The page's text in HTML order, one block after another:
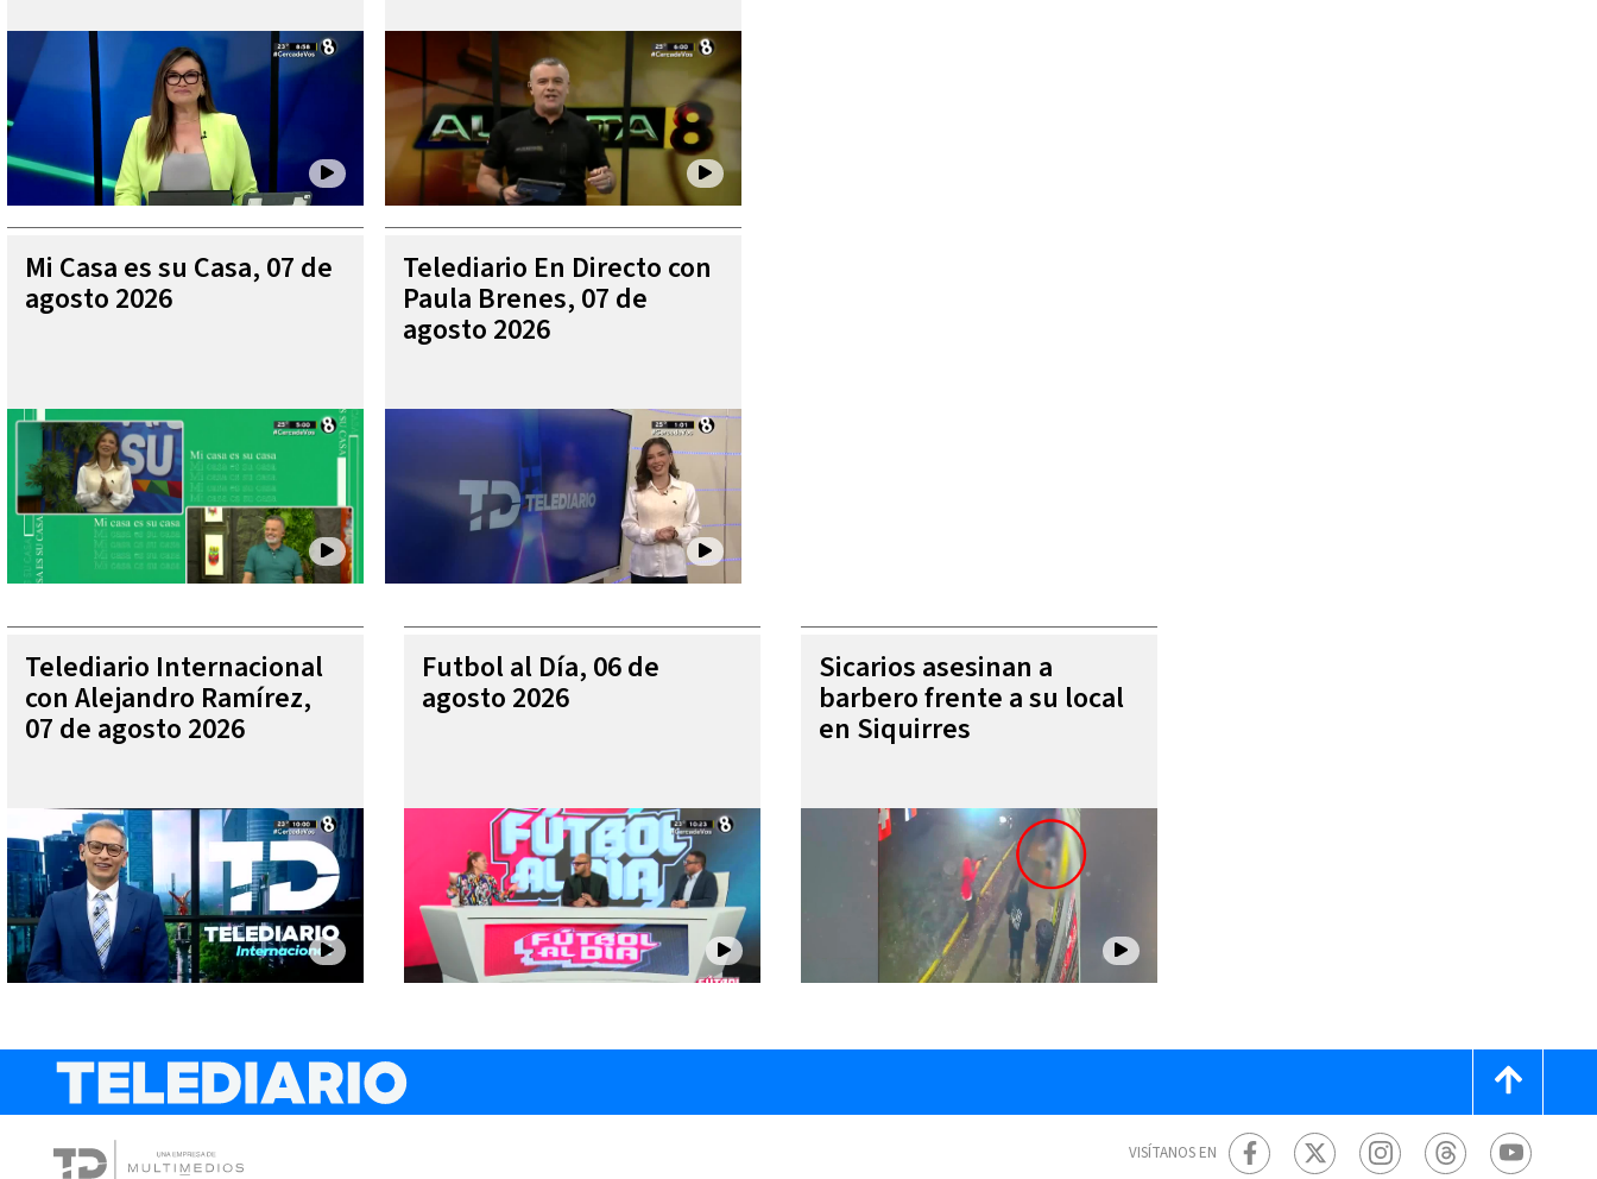
Mi Casa es su Casa, 07 de
agosto 2026
Telediario En Directo con
Paula Brenes, 07 de
agosto 2026
Telediario Internacional
con Alejandro Ramírez,
07 de agosto 2026
Futbol al Día, 06 de
agosto 2026
Sicarios asesinan a
barbero frente a su local
en Siquirres
VISÍTANOS EN